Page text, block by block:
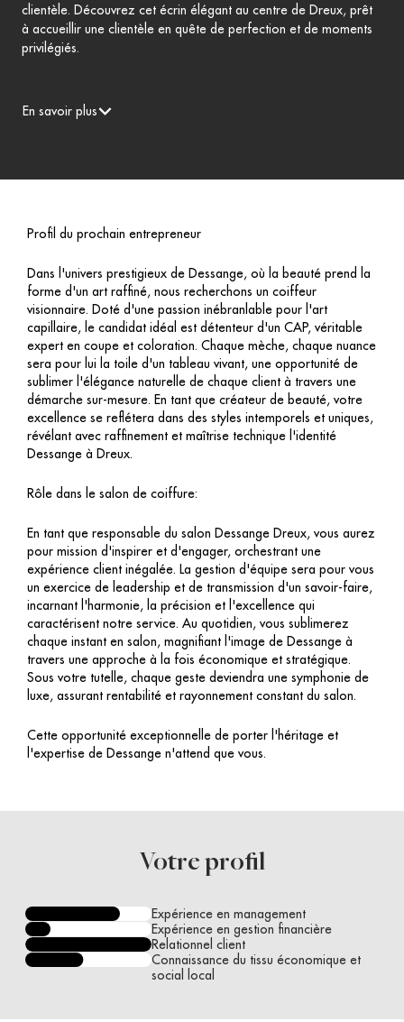
clientèle. Découvrez cet écrin élégant au centre de Dreux, prêt
à accueillir une clientèle en quête de perfection et de moments
privilégiés.
En savoir plus
Profil du prochain entrepreneur
Dans l'univers prestigieux de Dessange, où la beauté prend la
forme d'un art raffiné, nous recherchons un coiffeur
visionnaire. Doté d'une passion inébranlable pour l'art
capillaire, le candidat idéal est détenteur d'un CAP, véritable
expert en coupe et coloration. Chaque mèche, chaque nuance
sera pour lui la toile d'un tableau vivant, une opportunité de
sublimer l'élégance naturelle de chaque client à travers une
démarche sur-mesure. En tant que créateur de beauté, votre
excellence se reflétera dans des styles intemporels et uniques,
révélant avec raffinement et maîtrise technique l'identité
Dessange à Dreux.
Rôle dans le salon de coiffure:
En tant que responsable du salon Dessange Dreux, vous aurez
pour mission d'inspirer et d'engager, orchestrant une
expérience client inégalée. La gestion d'équipe sera pour vous
un exercice de leadership et de transmission d'un savoir-faire,
incarnant l'harmonie, la précision et l'excellence qui
caractérisent notre service. Au quotidien, vous sublimerez
chaque instant en salon, magnifiant l'image de Dessange à
travers une approche à la fois économique et stratégique.
Sous votre tutelle, chaque geste deviendra une symphonie de
luxe, assurant rentabilité et rayonnement constant du salon.
Cette opportunité exceptionnelle de porter l'héritage et
l'expertise de Dessange n'attend que vous.
Votre profil
Expérience en management
Expérience en gestion financière
Relationnel client
Connaissance du tissu économique et
social local